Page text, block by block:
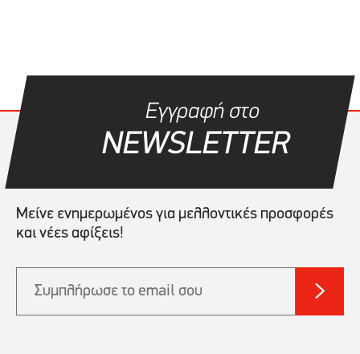
Εγγραφή στο
NEWSLETTER
Μείνε ενημερωμένος για μελλοντικές προσφορές
και νέες αφίξεις!